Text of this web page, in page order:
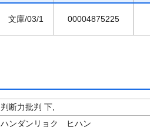
文庫/03/1 00004875225
判断力批判 下,
ハンダンリョク ヒハン